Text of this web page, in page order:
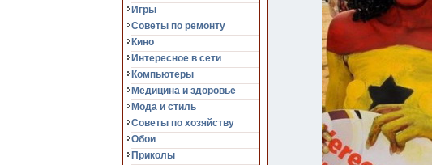
Игры
Советы по ремонту
Кино
Интересное в сети
Компьютеры
Медицина и здоровье
Мода и стиль
Советы по хозяйству
Обои
Приколы